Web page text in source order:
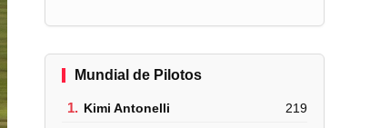
Mundial de Pilotos
1. Kimi Antonelli 219